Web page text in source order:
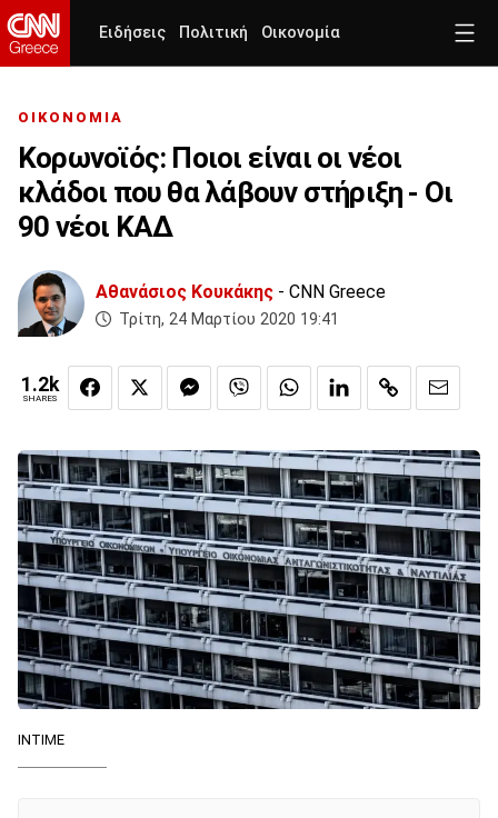
Ειδήσεις Πολιτική Οικονομία
ΟΙΚΟΝΟΜΙΑ
Κορωνοϊός: Ποιοι είναι οι νέοι
κλάδοι που θα λάβουν στήριξη - Οι
90 νέοι ΚΑΔ
Αθανάσιος Κουκάκης - CNN Greece
Τρίτη, 24 Μαρτίου 2020 19:41
1.2k
SHARES
ΙΝΤΙΜΕ